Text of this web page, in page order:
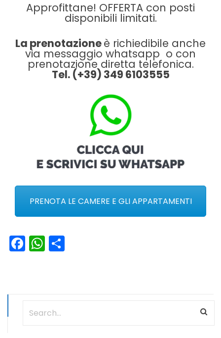
Approfittane! OFFERTA con posti
disponibili limitati.
La prenotazioneè richiedibile anche
via messaggio whatsapp o con
prenotazione diretta telefonica.
Tel. (+39) 349 6103555
PRENOTA LE CAMERE E GLI APPARTAMENTI
Facebook
WhatsApp